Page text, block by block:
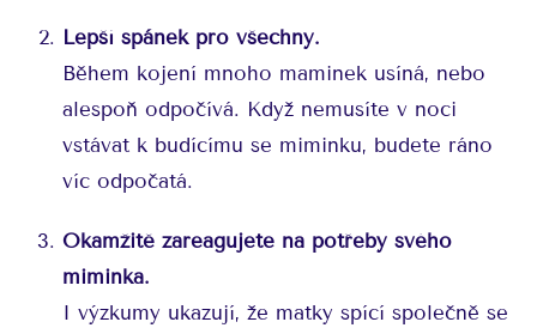
Lepší spánek pro všechny.
Během kojení mnoho maminek usíná, nebo
alespoň odpočívá. Když nemusíte v noci
vstávat k budícímu se miminku, budete ráno
víc odpočatá.
Okamžitě zareagujete na potřeby svého
miminka.
I výzkumy ukazují, že matky spící společně se